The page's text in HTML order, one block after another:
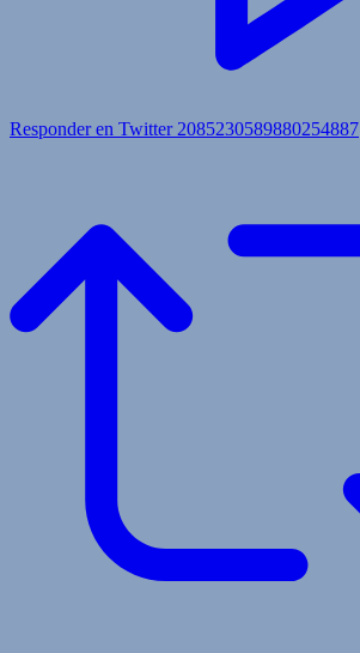
Responder en Twitter 2085230589880254887